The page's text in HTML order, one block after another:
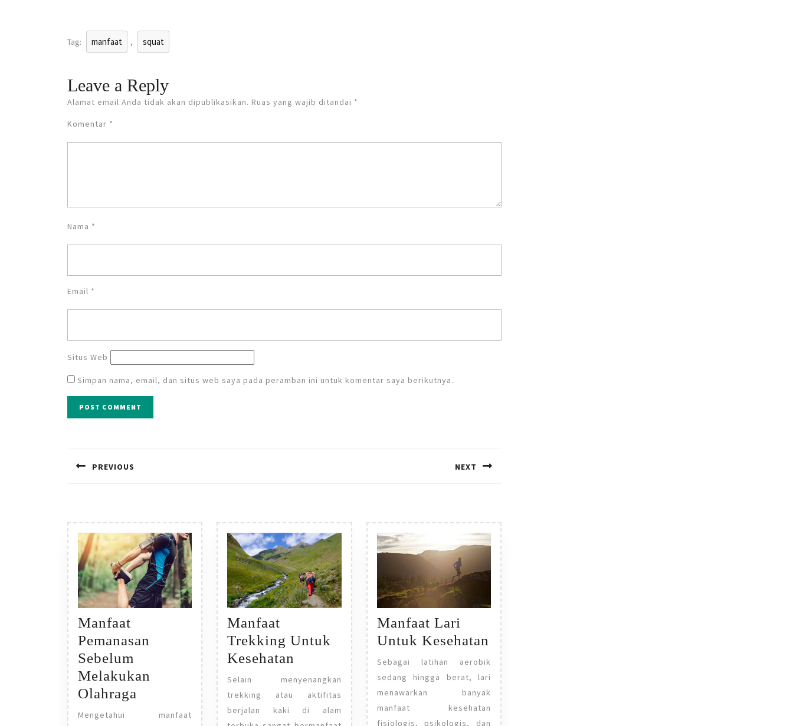
Tag: manfaat , squat
Leave a Reply
Alamat email Anda tidak akan dipublikasikan. Ruas yang wajib ditandai *
Komentar *
Nama *
Email *
Situs Web
Simpan nama, email, dan situs web saya pada peramban ini untuk komentar saya berikutnya.
pos
PREVIOUS NEXT
Manfaat
Pemanasan
Sebelum
Melakukan
Olahraga
Pemanasan
Mengetahui manfaat
Manfaat
Trekking Untuk
Kesehatan
Trekking
Untuk
Kesehatan
Selain menyenangkan
trekking atau aktifitas
berjalan kaki di alam
Manfaat Lari
Untuk Kesehatan Manfaat
Lari
Untuk
Kesehatan
Sebagai latihan aerobik
sedang hingga berat, lari
menawarkan banyak
manfaat kesehatan
fisiologis, psikologis, dan